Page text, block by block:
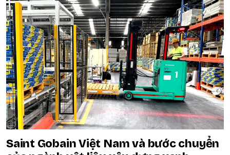
Saint Gobain Việt Nam và bước chuyển